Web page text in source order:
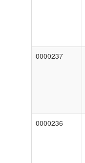
0000237
0000236